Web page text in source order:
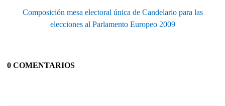
Composición mesa electoral única de Candelario para las
elecciones al Parlamento Europeo 2009
0 COMENTARIOS